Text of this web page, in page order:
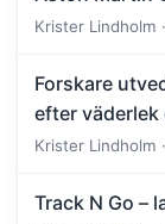
Krister Lindholm
Forskare
efter
Krister Lindholm
Track N Go –